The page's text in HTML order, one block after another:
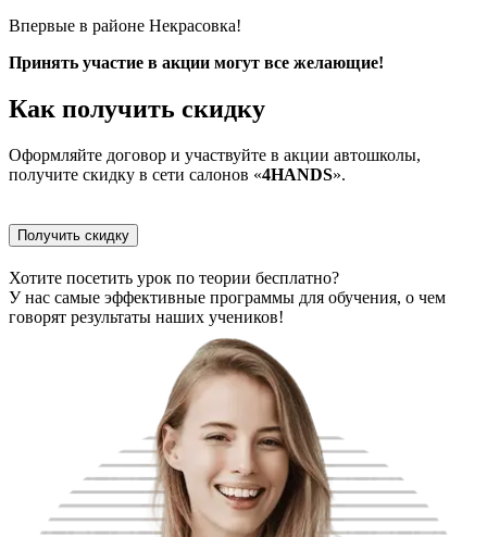
Впервые в районе Некрасовка!
Принять участие в акции могут все желающие!
Как получить скидку
Оформляйте договор и участвуйте в акции автошколы,
получите скидку в сети салонов «4HANDS».
Получить скидку
Хотите посетить урок по теории бесплатно?
У нас самые эффективные программы для обучения, о чем
говорят результаты наших учеников!